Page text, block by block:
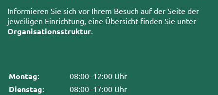
Informieren Sie sich vor Ihrem Besuch auf der Seite der
jeweiligen Einrichtung, eine Übersicht finden Sie unter
Organisationsstruktur
Montag: 08:00–12:00 Uhr
Dienstag: 08:00–17:00 Uhr